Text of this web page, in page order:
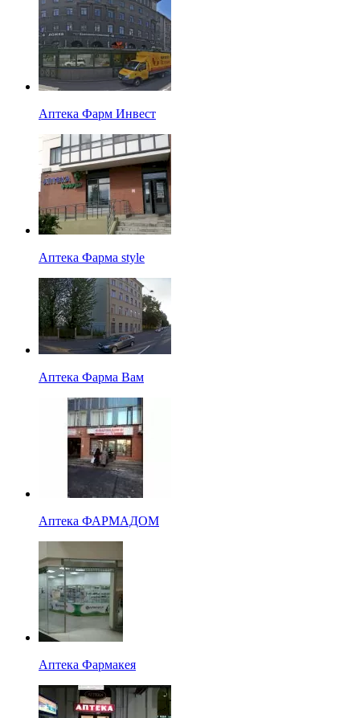
Аптека Фарм Инвест
Аптека Фарма style
Аптека Фарма Вам
Аптека ФАРМАДОМ
Аптека Фармакея